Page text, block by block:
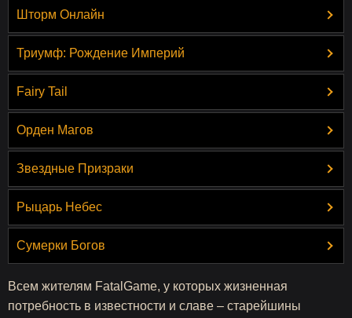
Шторм Онлайн
Триумф: Рождение Империй
Fairy Tail
Орден Магов
Звездные Призраки
Рыцарь Небес
Сумерки Богов
Всем жителям FatalGame, у которых жизненная
потребность в известности и славе – старейшины